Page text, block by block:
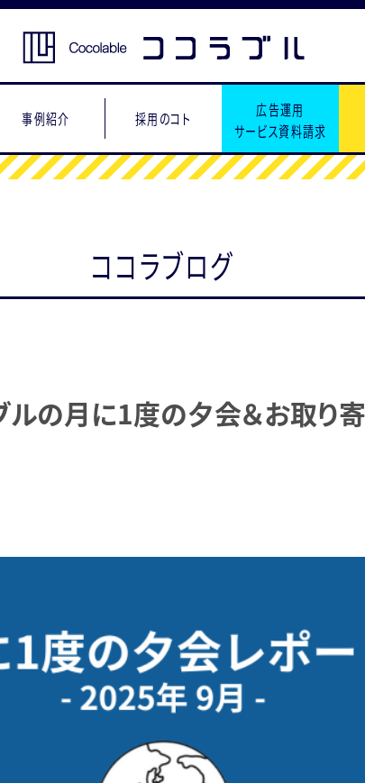
事例紹介 採用のコト
広告運用
サービス資料請求
ココラブログ
ルの月に1度の夕会＆お取り